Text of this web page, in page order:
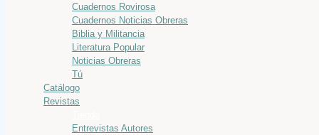
Cuadernos Rovirosa
Cuadernos Noticias Obreras
Biblia y Militancia
Literatura Popular
Noticias Obreras
Tú
Catálogo
Revistas
Entrevistas Autores